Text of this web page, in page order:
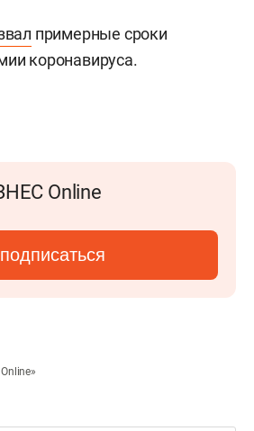
примерные сроки
коронавируса.
Online
подписаться